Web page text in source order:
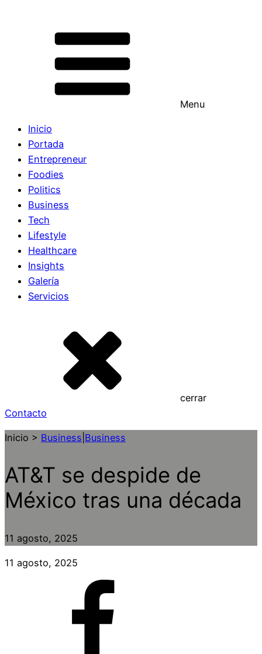
Menu
Inicio
Portada
Entrepreneur
Foodies
Politics
Business
Tech
Lifestyle
Healthcare
Insights
Galería
Servicios
cerrar
Contacto
Inicio > Business Business
AT&T se despide de
México tras una década
11 agosto, 2025
11 agosto, 2025